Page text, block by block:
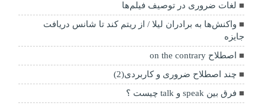
لغات ضروری در توصیف فیلم‌ها
واکنش‌ها به برادران لیلا / از ریتم کند تا شانس دریافت
جایزه
اصطلاح on the contrary
چند اصطلاح ضروری و کاربردی(2)
فرق بین speak و talk چیست ؟